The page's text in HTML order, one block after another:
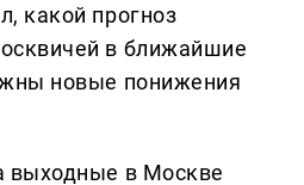
какой прогноз
в ближайшие
новые понижения
выходные в Москве